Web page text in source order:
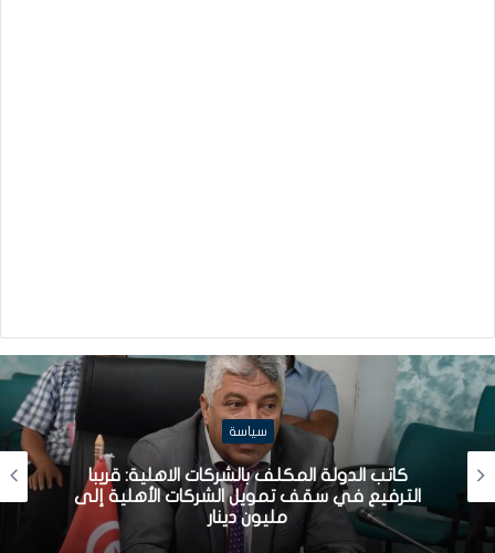
سياسة
كاتب الدولة المكلف بالشركات الاهلية: قريبا
الترفيع في سقف تمويل الشركات الأهلية إلى
مليون دينار